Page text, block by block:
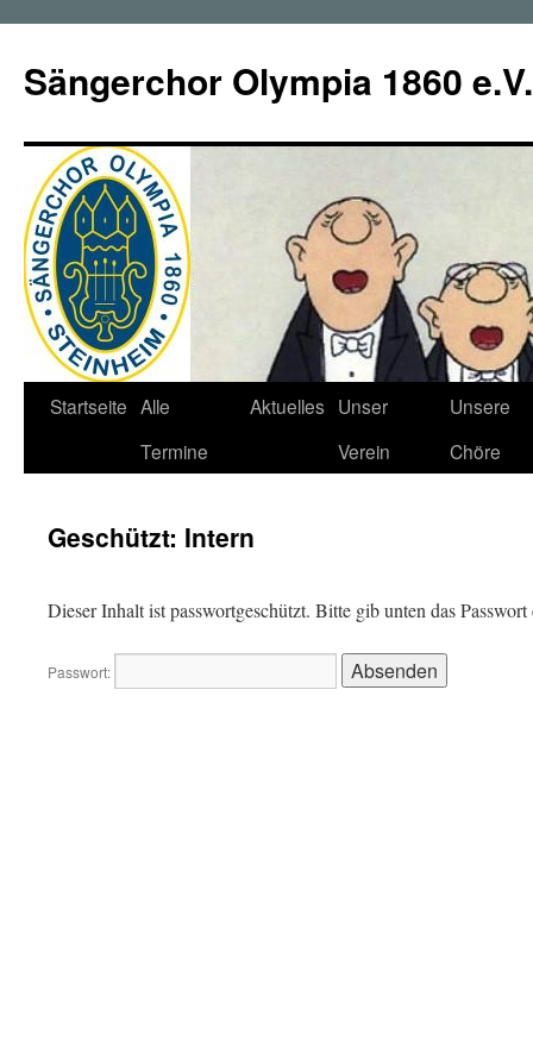
springen
Sängerchor Olympia 1860
Startseite Alle
Termine
Aktuelles Unser
Verein
Unsere
Chöre
Geschützt: Intern
Dieser Inhalt ist passwortgeschützt. Bitte gib unten das
Passwort: